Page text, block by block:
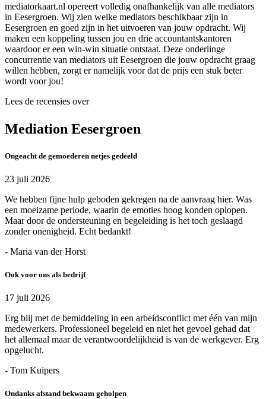
mediatorkaart.nl opereert volledig onafhankelijk van alle mediators
in Eesergroen. Wij zien welke mediators beschikbaar zijn in
Eesergroen en goed zijn in het uitvoeren van jouw opdracht. Wij
maken een koppeling tussen jou en drie accountantskantoren
waardoor er een win-win situatie ontstaat. Deze onderlinge
concurrentie van mediators uit Eesergroen die jouw opdracht graag
willen hebben, zorgt er namelijk voor dat de prijs een stuk beter
wordt voor jou!
Lees de recensies over
Mediation Eesergroen
Ongeacht de gemoederen netjes gedeeld
23 juli 2026
We hebben fijne hulp geboden gekregen na de aanvraag hier. Was
een moeizame periode, waarin de emoties hoog konden oplopen.
Maar door de ondersteuning en begeleiding is het toch geslaagd
zonder onenigheid. Echt bedankt!
- Maria van der Horst
Ook voor ons als bedrijf
17 juli 2026
Erg blij met de bemiddeling in een arbeidsconflict met één van mijn
medewerkers. Professioneel begeleid en niet het gevoel gehad dat
het allemaal maar de verantwoordelijkheid is van de werkgever. Erg
opgelucht.
- Tom Kuipers
Ondanks afstand bekwaam geholpen